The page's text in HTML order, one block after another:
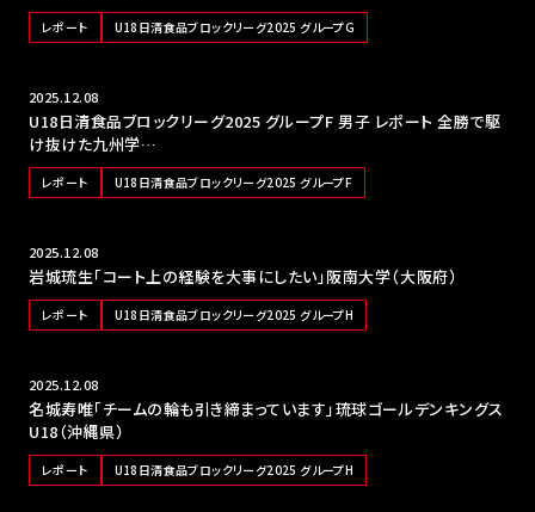
レポート U18日清食品ブロックリーグ2025 グループG
2025.12.08
U18日清食品ブロックリーグ2025 グループF 男子 レポート 全勝で駆
け抜けた九州学…
レポート U18日清食品ブロックリーグ2025 グループF
2025.12.08
岩城琉生「コート上の経験を大事にしたい」阪南大学（大阪府）
レポート U18日清食品ブロックリーグ2025 グループH
2025.12.08
名城寿唯「チームの輪も引き締まっています」琉球ゴールデンキングス
U18（沖縄県）
レポート U18日清食品ブロックリーグ2025 グループH